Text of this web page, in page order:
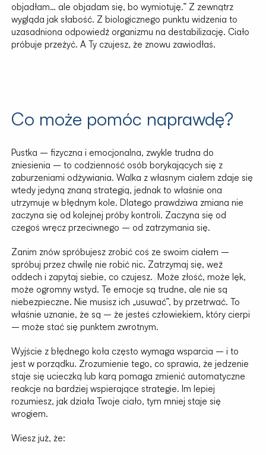
objadłam… ale objadam się, bo wymiotuję.” Z zewnątrz
wygląda jak słabość. Z biologicznego punktu widzenia to
uzasadniona odpowiedź organizmu na destabilizację. Ciało
próbuje przeżyć. A Ty czujesz, że znowu zawiodłaś.
Co może pomóc naprawdę?
Pustka – fizyczna i emocjonalna, zwykle trudna do
zniesienia – to codzienność osób borykających się z
zaburzeniami odżywiania. Walka z własnym ciałem zdaje się
wtedy jedyną znaną strategią, jednak to właśnie ona
utrzymuje w błędnym kole. Dlatego prawdziwa zmiana nie
zaczyna się od kolejnej próby kontroli. Zaczyna się od
czegoś wręcz przeciwnego – od zatrzymania się.
Zanim znów spróbujesz zrobić coś ze swoim ciałem –
spróbuj przez chwilę nie robić nic. Zatrzymaj się, weź
oddech i zapytaj siebie, co czujesz. Może złość, może lęk,
może ogromny wstyd. Te emocje są trudne, ale nie są
niebezpieczne. Nie musisz ich „usuwać”, by przetrwać. To
właśnie uznanie, że są – że jesteś człowiekiem, który cierpi
– może stać się punktem zwrotnym.
Wyjście z błędnego koła często wymaga wsparcia – i to
jest w porządku. Zrozumienie tego, co sprawia, że jedzenie
staje się ucieczką lub karą pomaga zmienić automatyczne
reakcje na bardziej wspierające strategie. Im lepiej
rozumiesz, jak działa Twoje ciało, tym mniej staje się
wrogiem.
Wiesz już, że: